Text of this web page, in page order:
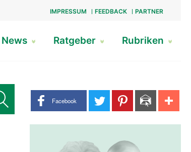
IMPRESSUM FEEDBACK PARTNER
News Ratgeber Rubriken
Share buttons
Facebook